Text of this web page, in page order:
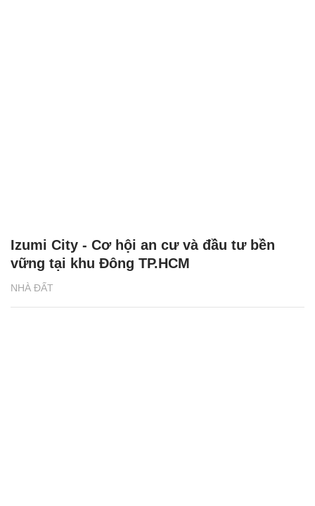
NHÀ ĐẤT
Izumi City - Cơ hội an cư và đầu tư bền
vững tại khu Đông TP.HCM